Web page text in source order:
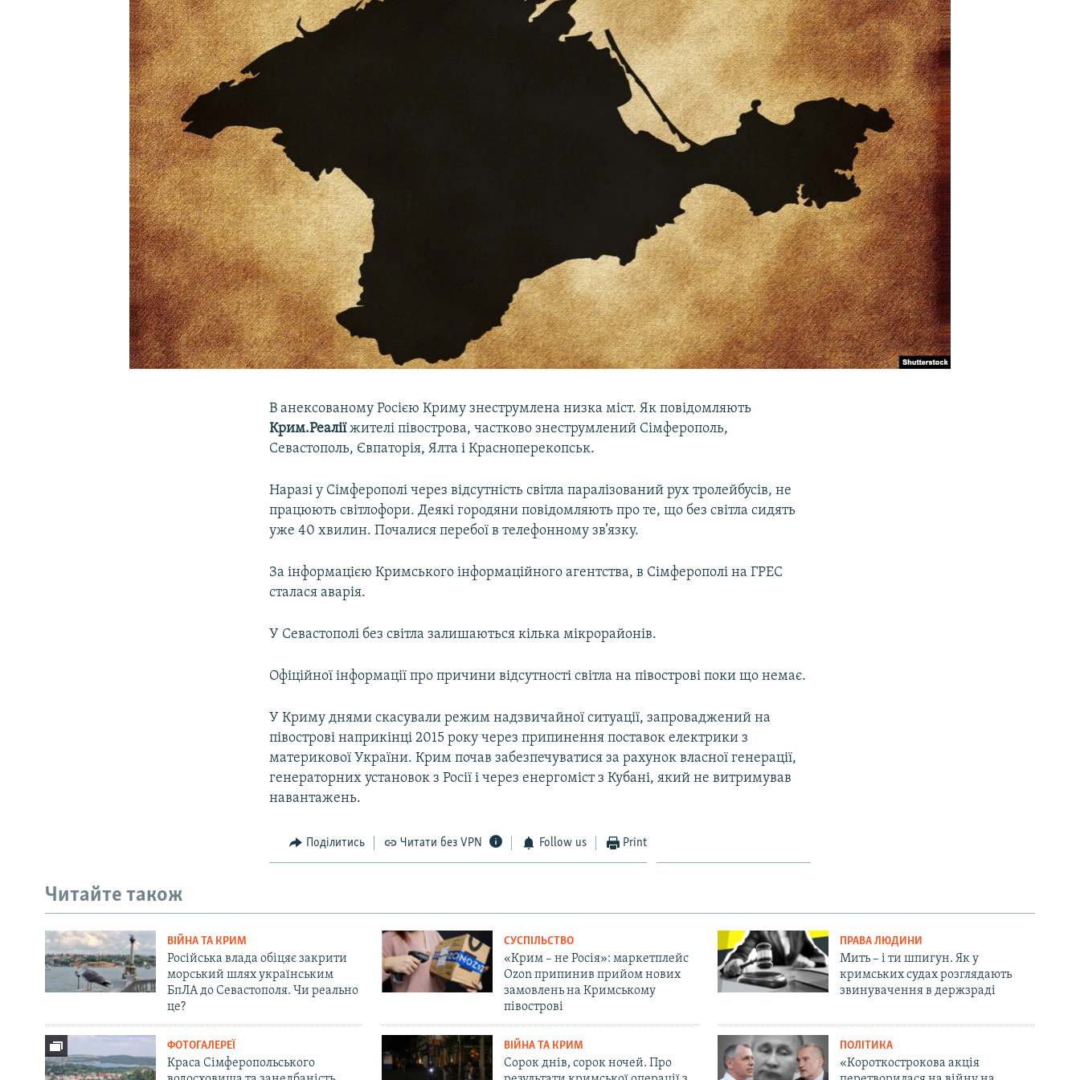
УКРАЇНСЬКА ПРОБЛЕМА КРИМУ
В анексованому Росією Криму знеструмлена низка міст. Як повідомляють
Крим.Реаліїжителі півострова, частково знеструмлений Сімферополь,
Севастополь, Євпаторія, Ялта і Красноперекопськ.
Наразі у Сімферополі через відсутність світла паралізований рух тролейбусів, не
працюють світлофори. Деякі городяни повідомляють про те, що без світла сидять
уже 40 хвилин. Почалися перебої в телефонному зв’язку.
За інформацією Кримського інформаційного агентства, в Сімферополі на ГРЕС
сталася аварія.
У Севастополі без світла залишаються кілька мікрорайонів.
Офіційної інформації про причини відсутності світла на півострові поки що немає.
У Криму днями скасували режим надзвичайної ситуації, запроваджений на
півострові наприкінці 2015 року через припинення поставок електрики з
материкової України. Крим почав забезпечуватися за рахунок власної генерації,
генераторних установок з Росії і через енергоміст з Кубані, який не витримував
навантажень.
Поділитись Читати без VPN Follow us Print
Читайте також
ВІЙНА ТА КРИМ
Російська влада обіцяє закрити
морський шлях українським
БпЛА до Севастополя. Чи реально
це?
СУСПІЛЬСТВО
«Крим – не Росія»: маркетплейс
Ozon припинив прийом нових
замовлень на Кримському
півострові
ПРАВА ЛЮДИНИ
Мить – і ти шпигун. Як у
кримських судах розглядають
звинувачення в держзраді
ФОТОГАЛЕРЕЇ
Краса Сімферопольського
ВІЙНА ТА КРИМ
Сорок днів, сорок ночей. Про
ПОЛІТИКА
«Короткострокова акція